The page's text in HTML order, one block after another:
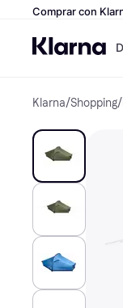
Comprar con
Klarna/Shopping/